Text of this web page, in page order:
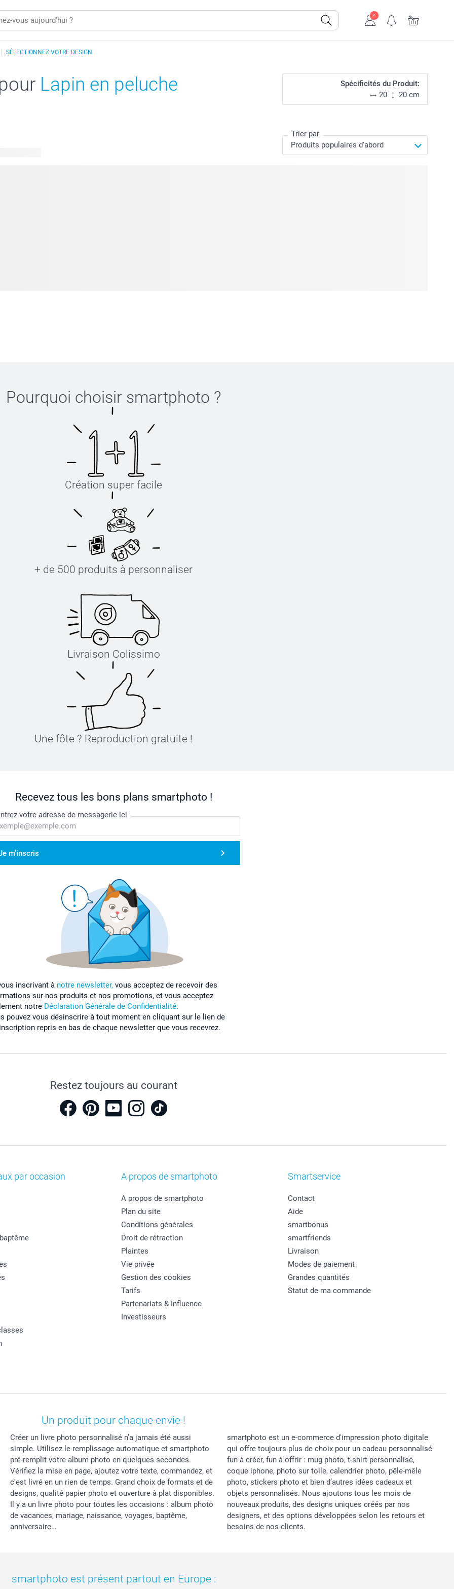
SÉLECTIONNEZ VOTRE DESIGN
Lapin en peluche
Spécificités du Produit:
20
20 cm
Trier par
Pourquoi choisir smartphoto ?
Création super facile
+ de 500 produits à personnaliser
Livraison Colissimo
Une fôte ? Reproduction gratuite !
Recevez tous les bons plans smartphoto !
votre adresse de messagerie ici
m'inscris
inscrivant à notre newsletter, vous acceptez de recevoir des
sur nos produits et nos promotions, et vous acceptez
notre Déclaration Générale de Confidentialité.
pouvez vous désinscrire à tout moment en cliquant sur le lien de
repris en bas de chaque newsletter que vous recevrez.
Restez toujours au courant
par occasion A propos de smartphoto
A propos de smartphoto
Plan du site
Conditions générales
Droit de rétraction
Plaintes
Vie privée
Gestion des cookies
Tarifs
Partenariats & Influence
Investisseurs
Smartservice
Contact
Aide
smartbonus
smartfriends
Livraison
Modes de paiement
Grandes quantités
Statut de ma commande
Un produit pour chaque envie !
Créer un livre photo personnalisé n’a jamais été aussi
simple. Utilisez le remplissage automatique et smartphoto
pré-remplit votre album photo en quelques secondes.
Vérifiez la mise en page, ajoutez votre texte, commandez, et
c'est livré en un rien de temps. Grand choix de formats et de
designs, qualité papier photo et ouverture à plat disponibles.
Il y a un livre photo pour toutes les occasions : album photo
de vacances, mariage, naissance, voyages, baptême,
anniversaire…
smartphoto est un e-commerce d'impression photo digitale
qui offre toujours plus de choix pour un cadeau personnalisé
fun à créer, fun à offrir : mug photo, t-shirt personnalisé,
coque iphone, photo sur toile, calendrier photo, pêle-mêle
photo, stickers photo et bien d’autres idées cadeaux et
objets personnalisés. Nous ajoutons tous les mois de
nouveaux produits, des designs uniques créés par nos
designers, et des options développées selon les retours et
besoins de nos clients.
smartphoto est présent partout en Europe :